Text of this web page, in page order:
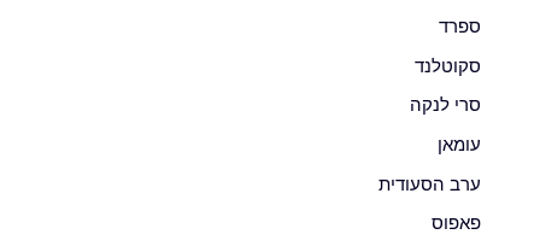
ספרד
סקוטלנד
סרי לנקה
עומאן
ערב הסעודית
פאפוס